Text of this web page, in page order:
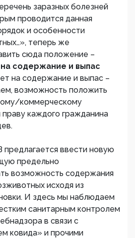
заразных болезней
проводится данная
и особенности
теперь же
сюда положение –
содержание и выпас
на содержание и выпас –
возможность положить
коммерческому
каждого гражданина
ввести новую
предельно
возможность содержания
исходя из
И здесь мы наблюдаем
санитарным контролем
в связи с
ковида» и прочими